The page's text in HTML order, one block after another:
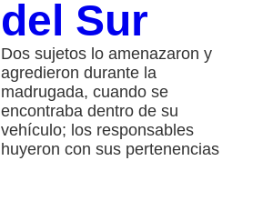
del Sur
Dos sujetos lo amenazaron y
agredieron durante la
madrugada, cuando se
encontraba dentro de su
vehículo; los responsables
huyeron con sus pertenencias